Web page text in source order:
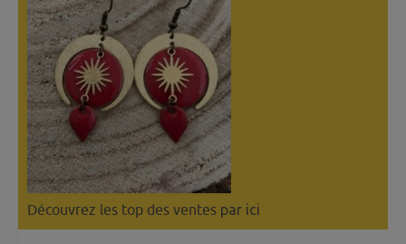
Découvrez les top des ventes par ici